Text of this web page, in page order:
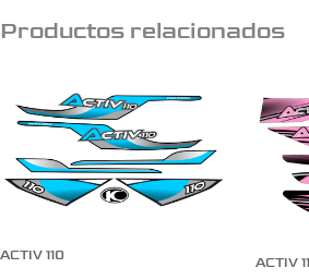
Productos relacionados
ACTIV 110
ACTIV